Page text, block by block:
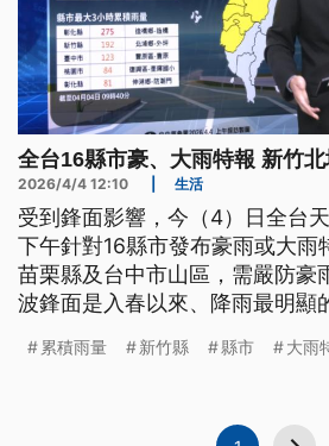
全台16縣市豪、大雨特報 新竹
2026/4/4 12:10 生活
受到鋒面影響，今（4）日全台
下午針對16縣市發布豪雨或大雨
苗栗縣及台中市山區，需嚴防豪
波鋒面是入春以來、降雨最明顯
閉、土石滑落，甚至北埔鄉和峨
累積雨量 新竹縣 縣市 大雨